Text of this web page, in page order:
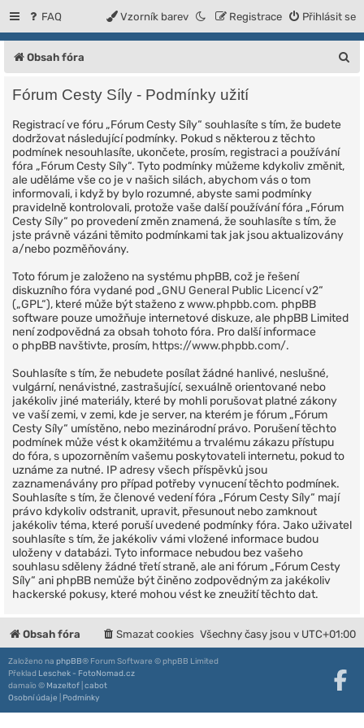
FAQ Přihlásit se
Registrace
Vzorník barev
Obsah fóra
Fórum Cesty Síly - Podmínky užití
Registrací ve fóru „Fórum Cesty Síly“ souhlasíte s tím, že budete
dodržovat následující podmínky. Pokud s některou z těchto
podmínek nesouhlasíte, ukončete, prosím, registraci a používání
fóra „Fórum Cesty Síly“. Tyto podmínky můžeme kdykoliv změnit,
ale uděláme vše co je v našich silách, abychom vás o tom
informovali, i když by bylo rozumné, abyste sami podmínky
pravidelně kontrolovali, protože vaše další používání fóra „Fórum
Cesty Síly“ po provedení změn znamená, že souhlasíte s tím, že
jste právně vázáni těmito podmínkami tak jak jsou aktualizovány
a/nebo pozměňovány.
Toto fórum je založeno na systému phpBB, což je řešení
diskuzního fóra vydané pod „GNU General Public Licencí v2“
(„GPL“), které může být staženo zwww.phpbb.com. phpBB
software pouze umožňuje internetové diskuze, ale phpBB Limited
není zodpovědná za obsah tohoto fóra. Pro další informace
o phpBB navštivte, prosím, https://www.phpbb.com/.
Souhlasíte s tím, že nebudete posílat žádné hanlivé, neslušné,
vulgární, nenávistné, zastrašující, sexuálně orientované nebo
jakékoliv jiné materiály, které by mohli porušovat platné zákony
ve vaší zemi, v zemi, kde je server, na kterém je fórum „Fórum
Cesty Síly“ umístěno, nebo mezinárodní právo. Porušení těchto
podmínek může vést k okamžitému a trvalému zákazu přístupu
do fóra, s upozorněním vašemu poskytovateli internetu, pokud to
uznáme za nutné. IP adresy všech příspěvků jsou
zaznamenávány pro případ potřeby vynucení těchto podmínek.
Souhlasíte s tím, že členové vedení fóra „Fórum Cesty Síly“ mají
právo kdykoliv odstranit, upravit, přesunout nebo zamknout
jakékoliv téma, které poruší uvedené podmínky fóra. Jako uživatel
souhlasíte s tím, že jakékoliv vámi vložené informace budou
uloženy v databázi. Tyto informace nebudou bez vašeho
souhlasu sděleny žádné třetí straně, ale ani fórum „Fórum Cesty
Síly“ ani phpBB nemůže být činěno zodpovědným za jakékoliv
hackerské pokusy, které mohou vést ke zneužití těchto dat.
Obsah fóra Všechny časy jsou v UTC+01:00
Smazat cookies
Založeno na phpBB® Forum Software © phpBB Limited
Překlad Leschek - FotoNomad.cz
damaïo © Mazeltof cabot
Osobní údaje
Podmínky